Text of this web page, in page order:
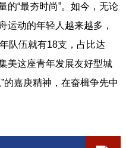
的“最夯时尚”。如今，无论
运动的年轻人越来越多，
队伍就有18支，占比达
美这座青年发展友好型城
的嘉庚精神，在奋楫争先中